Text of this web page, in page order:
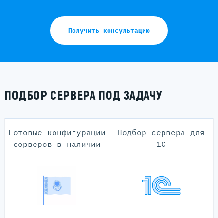
Получить консультацию
ПОДБОР СЕРВЕРА ПОД ЗАДАЧУ
Готовые конфигурации
серверов в наличии
Подбор сервера для
1С